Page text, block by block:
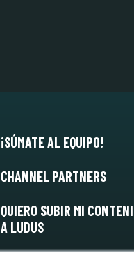
¡SÚMATE AL EQUIPO!
CHANNEL PARTNERS
QUIERO SUBIR MI
A LUDUS